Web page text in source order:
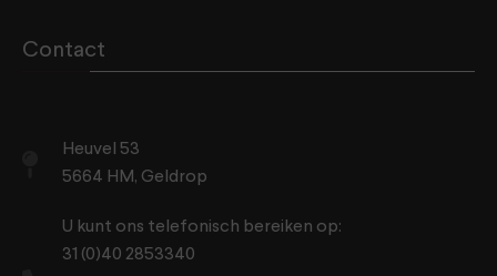
Contact
Heuvel 53
5664 HM, Geldrop
U kunt ons telefonisch bereiken op:
31 (0)40 2853340